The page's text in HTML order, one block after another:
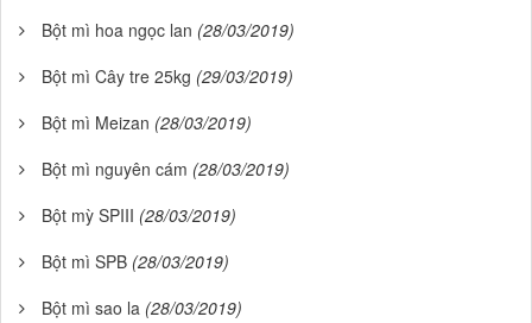
Bột mì hoa ngọc lan (28/03/2019)
Bột mì Cây tre 25kg (29/03/2019)
Bột mì Meizan (28/03/2019)
Bột mì nguyên cám (28/03/2019)
Bột mỳ SPIII (28/03/2019)
Bột mì SPB (28/03/2019)
Bột mì sao la (28/03/2019)